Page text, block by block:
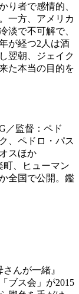
り者で感情的、
一方、アメリカ
淡で不可解で、
が経つ2人は酒
翌朝、ジェイク
た本当の目的を
／監督：ペド
、ペドロ・パス
スほか
町、ヒューマン
全国で公開。鑑
んが一緒』
ブス会」が2015